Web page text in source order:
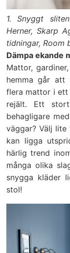
1. Snyggt
Herner, Skarp
tidningar, Room
Dämpa ekande
Mattor,
hemma går att
flera mattor i ett
rejält. Ett
behagligare
väggar? Välj lite
kan ligga
härlig trend
många olika
snygga kläder
stol!